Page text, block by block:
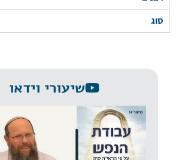
סוג
שיעורי וידאו